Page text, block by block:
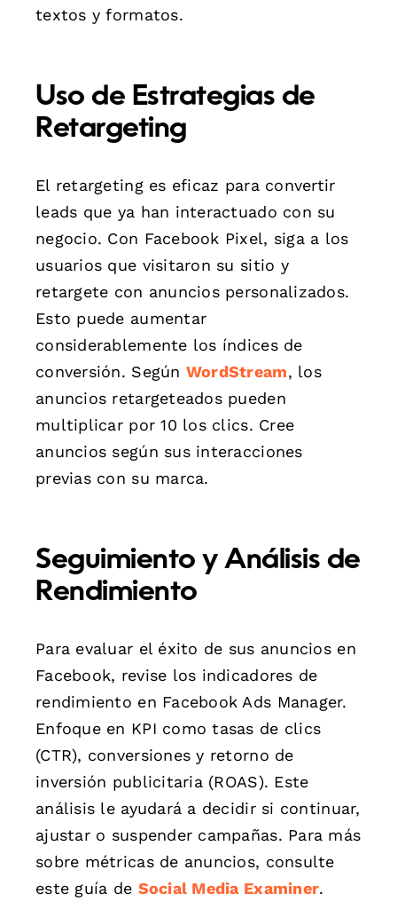
textos y formatos.
Uso de Estrategias de
Retargeting
El retargeting es eficaz para convertir
leads que ya han interactuado con su
negocio. Con Facebook Pixel, siga a los
usuarios que visitaron su sitio y
retargete con anuncios personalizados.
Esto puede aumentar
considerablemente los índices de
conversión. Según WordStream, los
anuncios retargeteados pueden
multiplicar por 10 los clics. Cree
anuncios según sus interacciones
previas con su marca.
Seguimiento y Análisis de
Rendimiento
Para evaluar el éxito de sus anuncios en
Facebook, revise los indicadores de
rendimiento en Facebook Ads Manager.
Enfoque en KPI como tasas de clics
(CTR), conversiones y retorno de
inversión publicitaria (ROAS). Este
análisis le ayudará a decidir si continuar,
ajustar o suspender campañas. Para más
sobre métricas de anuncios, consulte
este guía de Social Media Examiner.